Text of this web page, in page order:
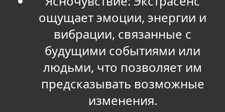
ощущает эмоции, энергии и
вибрации, связанные с
будущими событиями или
людьми, что позволяет им
предсказывать возможные
изменения.